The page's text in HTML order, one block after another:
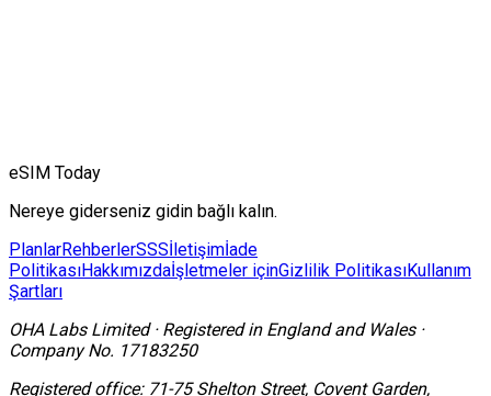
eSIM Today
Nereye giderseniz gidin bağlı kalın.
PlanlarRehberlerSSSİletişimİade
PolitikasıHakkımızdaİşletmeler içinGizlilik PolitikasıKullanım
Şartları
OHA Labs Limited· Registered in England and Wales·
Company No. 17183250
Registered office: 71-75 Shelton Street, Covent Garden,